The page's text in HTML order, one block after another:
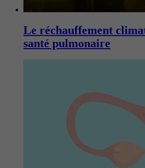
Le réchauffement
santé pulmonaire